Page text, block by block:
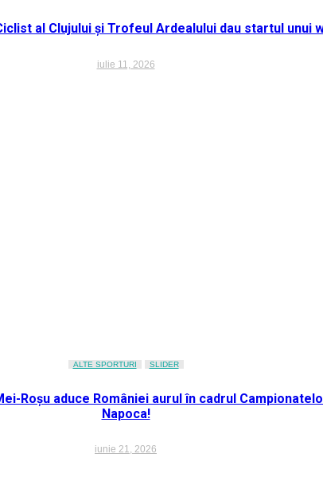
al Clujului și Trofeul Ardealului dau startul unui
iulie 11, 2026
ALTE SPORTURI SLIDER
Roșu aduce României aurul în cadrul
Napoca!
iunie 21, 2026